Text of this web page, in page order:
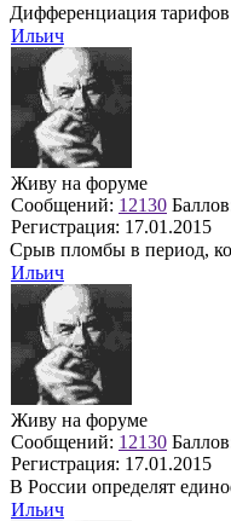
Дифференциация
Ильич
Живу на форуме
Сообщений: 12130
Регистрация: 17.01.2015
Срыв пломбы в период,
Ильич
Живу на форуме
Сообщений: 12130
Регистрация: 17.01.2015
В России определят
Ильич